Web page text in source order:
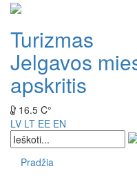
Turizmas
Jelgavos
apskritis
16.5 C°
LV LT EE EN
Pradžia